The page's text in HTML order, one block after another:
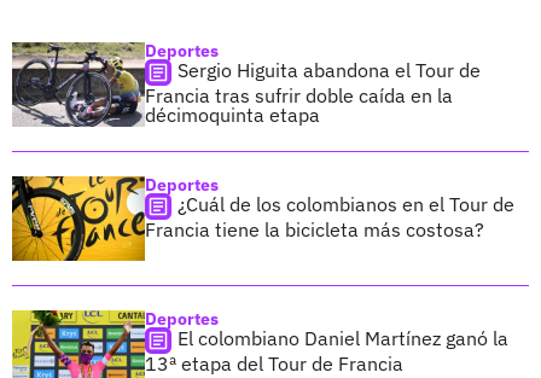
Deportes
Sergio Higuita abandona el Tour de
Francia tras sufrir doble caída en la
décimoquinta etapa
Deportes
¿Cuál de los colombianos en el Tour de
Francia tiene la bicicleta más costosa?
Deportes
El colombiano Daniel Martínez ganó la
13ª etapa del Tour de Francia